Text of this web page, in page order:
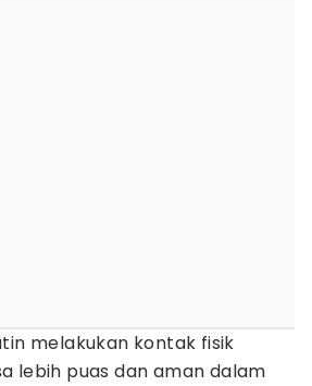
melakukan kontak fisik
lebih puas dan aman dalam